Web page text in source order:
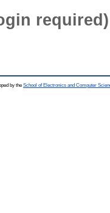
required)
by the School of Electronics and Computer